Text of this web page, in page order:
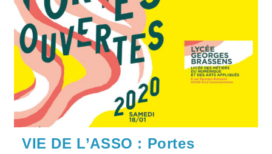
Juin
2021
VIE DE L’ASSO : Portes